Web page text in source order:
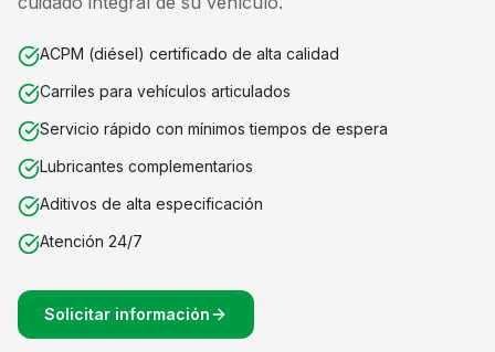
ACPM (diésel) certificado de alta calidad
Carriles para vehículos articulados
Servicio rápido con mínimos tiempos de espera
Lubricantes complementarios
Aditivos de alta especificación
Atención 24/7
Solicitar información